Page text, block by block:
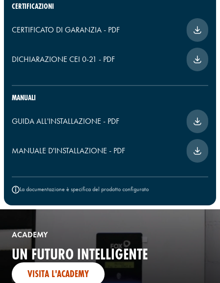
CERTIFICAZIONI
CERTIFICATO DI GARANZIA - PDF
DICHIARAZIONE CEI 0-21 - PDF
MANUALI
GUIDA ALL'INSTALLAZIONE - PDF
MANUALE D'INSTALLAZIONE - PDF
La documentazione è specifica del prodotto configurato
ACADEMY
UN FUTURO INTELLIGENTE
VISITA L'ACADEMY